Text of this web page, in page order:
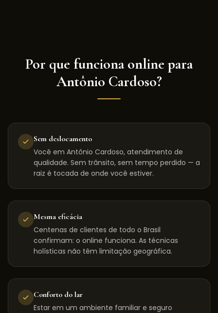
Por que funciona online para
Antônio Cardoso?
Sem deslocamento
Você em Antônio Cardoso, atendimento de
qualidade. Sem trânsito, sem tempo perdido — a
raiz é tocada de onde você estiver.
Mesma eficácia
Centenas de clientes de todo o Brasil
confirmam: o online funciona. As técnicas
holísticas não têm limitação geográfica.
Conforto do lar
Estar em um ambiente familiar e seguro